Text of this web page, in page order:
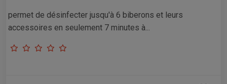
permet de désinfecter jusqu'à 6 biberons et leurs
accessoires en seulement 7 minutes à...